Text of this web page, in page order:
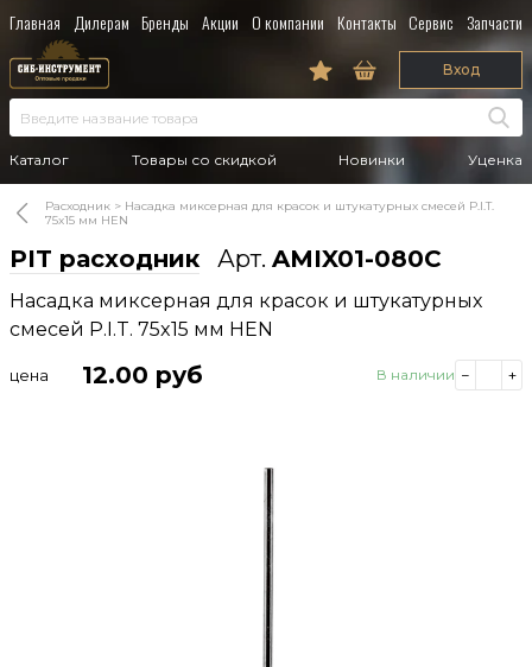
Главная Дилерам Бренды Акции О компании Контакты Сервис Запчасти
Каталог Товары со скидкой Новинки Уценка
Вход
Расходник
Насадка миксерная для красок и штукатурных смесей P.I.T.
75x15 мм HEN
PIT расходник Арт. AMIX01-080C
Насадка миксерная для красок и штукатурных
смесей P.I.T. 75x15 мм HEN
цена 12.00 руб В наличии